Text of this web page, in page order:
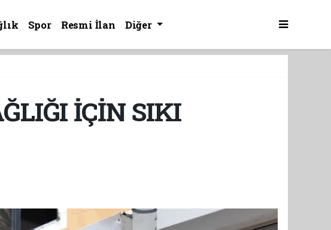
Spor Resmi İlan Diğer
İÇİN SIKI